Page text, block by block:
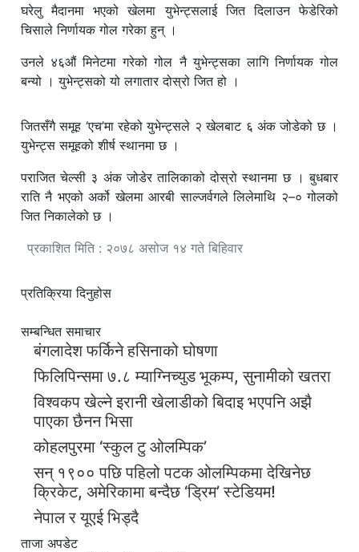
घरेलु मैदानमा भएको खेलमा युभेन्ट्सलाई जित दिलाउन फेडेरिको
चिसाले निर्णायक गोल गरेका हुन् ।
उनले ४६औं मिनेटमा गरेको गोल नै युभेन्ट्सका लागि निर्णायक गोल
बन्यो । युभेन्ट्सको यो लगातार दोस्रो जित हो ।
जितसँगै समूह ‘एच’मा रहेको युभेन्ट्सले २ खेलबाट ६ अंक जोडेको छ ।
युभेन्ट्स समूहको शीर्ष स्थानमा छ ।
पराजित चेल्सी ३ अंक जोडेर तालिकाको दोस्रो स्थानमा छ । बुधबार
राति नै भएको अर्को खेलमा आरबी साल्जर्वगले लिलेमाथि २–० गोलको
जित निकालेको छ ।
प्रकाशित मिति : २०७८ असोज १४ गते बिहिवार
प्रतिक्रिया दिनुहोस
सम्बन्धित समाचार
बंगलादेश फर्किने हसिनाको घोषणा
फिलिपिन्समा ७.८ म्याग्निच्युड भूकम्प, सुनामीको खतरा
विश्वकप खेल्ने इरानी खेलाडीको बिदाइ भएपनि अझै
पाएका छैनन भिसा
कोहलपुरमा ‘स्कुल टु ओलम्पिक’
सन् १९०० पछि पहिलो पटक ओलम्पिकमा देखिनेछ
क्रिकेट, अमेरिकामा बन्दैछ ‘ड्रिम’ स्टेडियम!
नेपाल र यूएई भिड्दै
ताजा अपडेट